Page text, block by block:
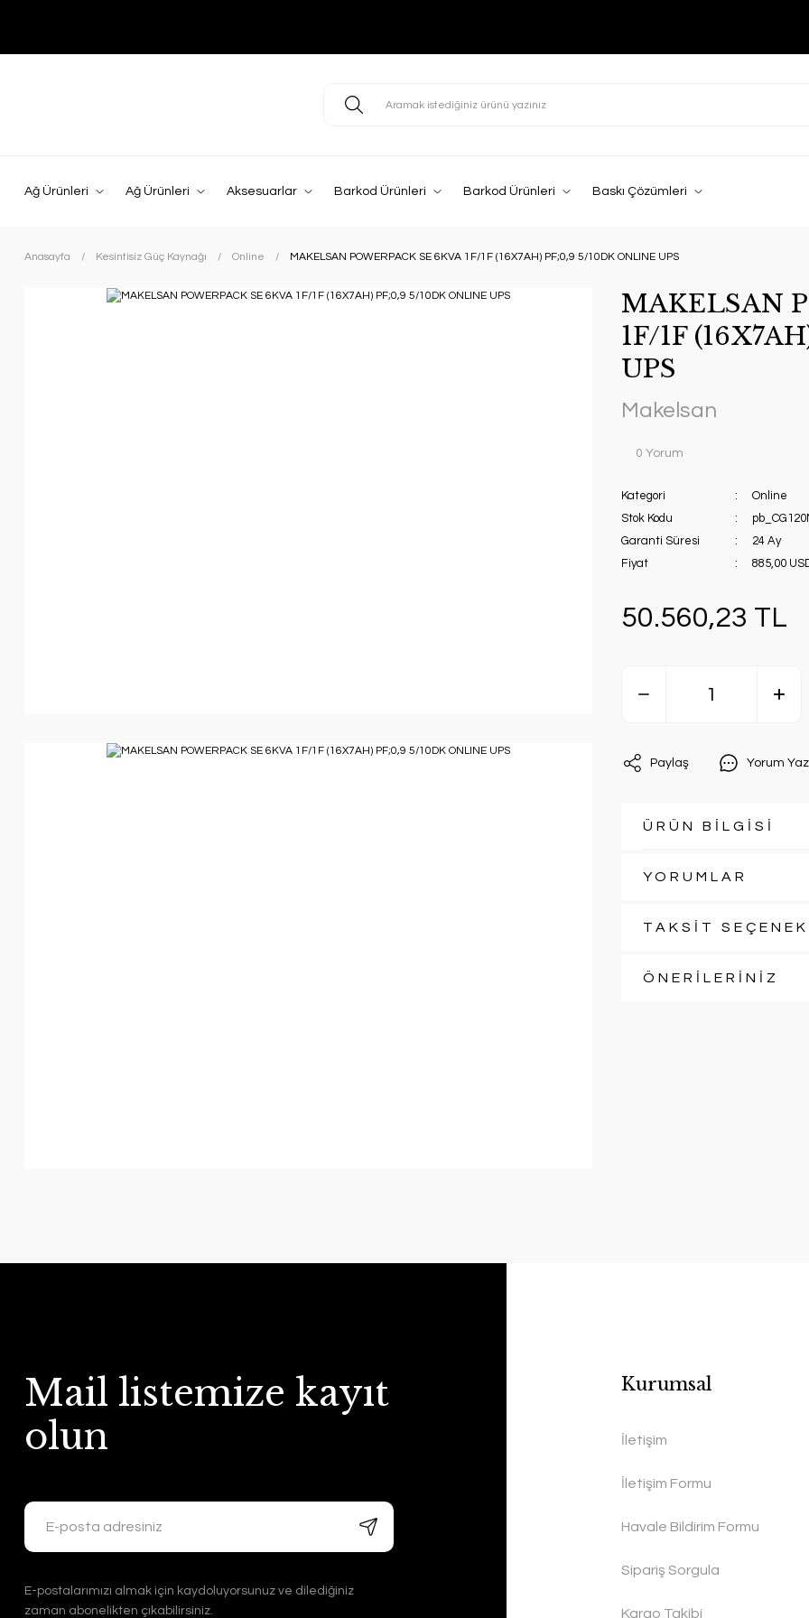
Ağ Ürünleri Ağ Ürünleri Aksesuarlar Barkod Ürünleri Barkod Ürünleri Baskı Çözümleri
Anasayfa Kesintisiz Güç Kaynağı Online MAKELSAN POWERPACK SE 6KVA 1F/1F (16X7AH) PF;0,9 5/10DK ONLINE UPS
MAKELSAN
1F/1F
UPS
Makelsan
0 Yorum
Kategori
Online
Stok Kodu
Garanti Süresi
24 Ay
Fiyat
885,00
50.560,23 TL
Paylaş Yorum Yaz
ÜRÜN BİLGİSİ
YORUMLAR
TAKSİT
ÖNERİLERİNİZ
Mail listemize kayıt
olun
E-postalarımızı almak için kaydoluyorsunuz ve dilediğiniz
zaman abonelikten çıkabilirsiniz.
Kurumsal
İletişim
İletişim Formu
Havale Bildirim Formu
Sipariş Sorgula
Kargo Takibi